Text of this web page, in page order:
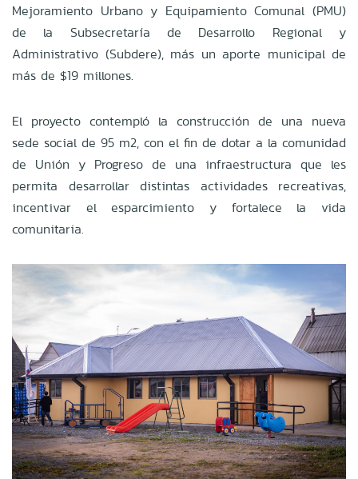
Mejoramiento Urbano y Equipamiento Comunal (PMU)
de la Subsecretaría de Desarrollo Regional y
Administrativo (Subdere), más un aporte municipal de
más de $19 millones.
El proyecto contempló la construcción de una nueva
sede social de 95 m2, con el fin de dotar a la comunidad
de Unión y Progreso de una infraestructura que les
permita desarrollar distintas actividades recreativas,
incentivar el esparcimiento y fortalece la vida
comunitaria.